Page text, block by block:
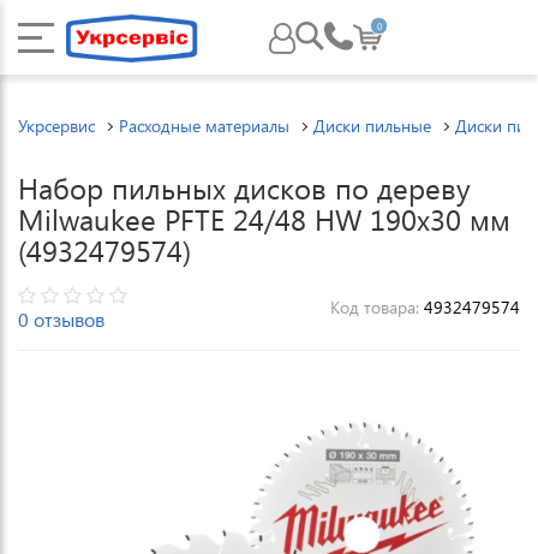
0
Укрсервис Расходные материалы Диски пильные Диски
Набор пильных дисков по дереву
Milwaukee PFTE 24/48 HW 190x30 мм
(4932479574)
0 отзывов Код товара: 4932479574